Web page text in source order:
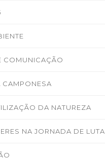
COMUNICAÇÃO
CAMPONESA
DA NATUREZA
NA JORNADA DE LUTA